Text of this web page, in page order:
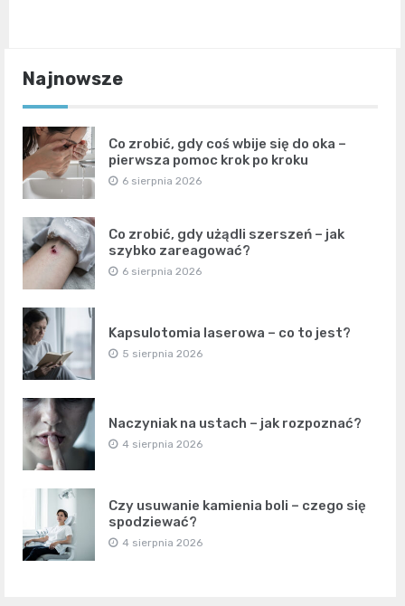
Najnowsze
Co zrobić, gdy coś wbije się do oka –
pierwsza pomoc krok po kroku
6 sierpnia 2026
Co zrobić, gdy użądli szerszeń – jak
szybko zareagować?
6 sierpnia 2026
Kapsulotomia laserowa – co to jest?
5 sierpnia 2026
Naczyniak na ustach – jak rozpoznać?
4 sierpnia 2026
Czy usuwanie kamienia boli – czego się
spodziewać?
4 sierpnia 2026